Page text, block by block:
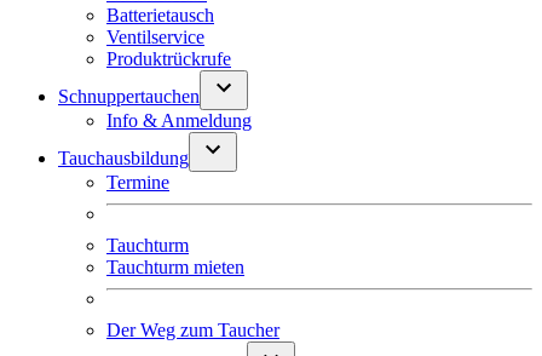
Batterietausch
Ventilservice
Produktrückrufe
Schnuppertauchen
Info & Anmeldung
Tauchausbildung
Termine
Tauchturm
Tauchturm mieten
Der Weg zum Taucher